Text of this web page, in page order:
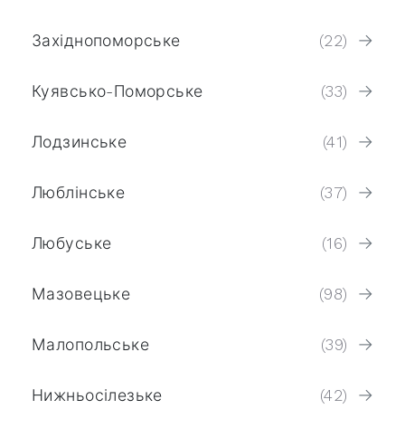
Західнопоморське (22)
Куявсько-Поморське (33)
Лодзинське (41)
Люблінське (37)
Любуське (16)
Мазовецьке (98)
Малопольське (39)
Нижньосілезьке (42)